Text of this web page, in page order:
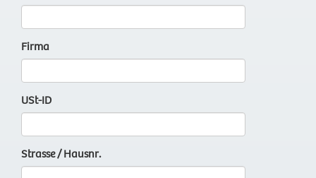
Firma
USt-ID
Strasse / Hausnr.